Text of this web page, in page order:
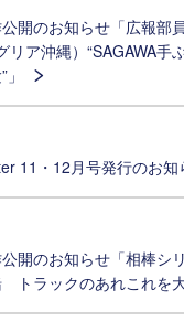
公開のお知らせ「広報部
リア沖縄）“SAGAWA手
11・12月号発行のお知
公開のお知らせ「相棒シ
トラックのあれこれを